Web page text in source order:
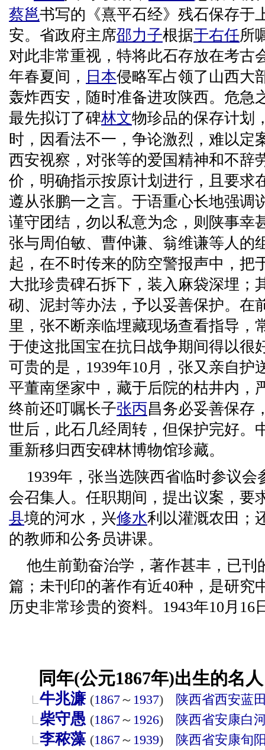
蔡邕书写的《熹平石经》残石保存于
安。省政府主席邵力子根据于右任所
对此非常重视，特将此石存放在考古
年春夏间， 日本侵略军占领了山西大
轰炸西安，随时准备进攻陕西。危急
最先拟订了碑林文物珍品的保存计划
时，因看法不一，争论激烈，难以定
西安视察，对张等的爱国精神和不辞
价，明确指示按原计划进行，且要求
遵从张鹏一之言。于语重心长地强调
谨守团结，勿以私意为念，则陕事幸
张与周伯敏、曹仲谦、翁维谦等人的
起，在不时传来的防空警报声中，把
大批珍贵碑石拆下，装入麻袋深埋；
砌、泥封等办法，予以妥善保护。在
里，张不断亲临埋藏现场查看指导，
于使这批国宝在抗日战争期间得以很
可贵的是，1939年10月，张又亲自护
平董南堡家中，藏于后院的枯井内，
终前还叮嘱长子张丙昌务必妥善保存
世后，此石几经周转，但保护完好。
重新移归西安碑林博物馆珍藏。
1939年，张当选陕西省临时参议
会召集人。任职期间，提出议案，要
县境的河水，兴修水利以灌溉农田；
的教师和公务员讲课。
他生前勤奋治学，著作甚丰，已刊
篇；未刊印的著作有近40种，是研究
历史非常珍贵的资料。1943年10月16
同年(公元1867年)出生的名
牛兆濂 (1867～ 1937) 陕西省西安蓝
柴守愚 (1867～ 1926) 陕西省安康白
李秾藻 (1867～ 1939) 陕西省安康旬